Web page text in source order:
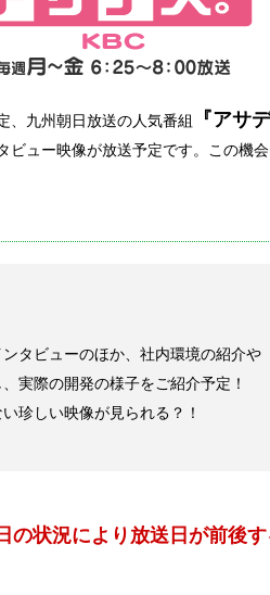
、九州朝日放送の人気番組 『アサ
ビュー映像が放送予定です。この機会
タビューのほか、社内環境の紹介や
実際の開発の様子をご紹介予定！
珍しい映像が見られる？！
状況により放送日が前後す